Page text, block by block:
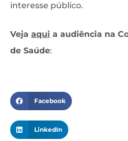
interesse público.
Veja aqui a audiência na
de Saúde:
Facebook
LinkedIn